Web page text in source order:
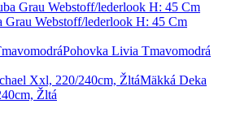
Grau Webstoff/lederlook H: 45 Cm
Pohovka Livia Tmavomodrá
Mäkká Deka
Žltá